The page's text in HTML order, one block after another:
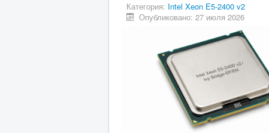
Категория: Intel Xeon E5-2400 v2
Опубликовано: 27 июля 2026